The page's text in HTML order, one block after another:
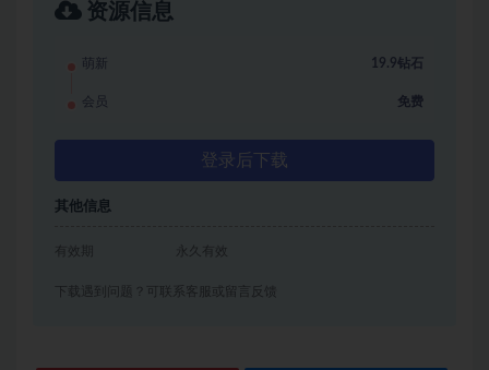
资源信息
萌新 19.9钻石
会员 免费
登录后下载
其他信息
有效期 永久有效
下载遇到问题？可联系客服或留言反馈